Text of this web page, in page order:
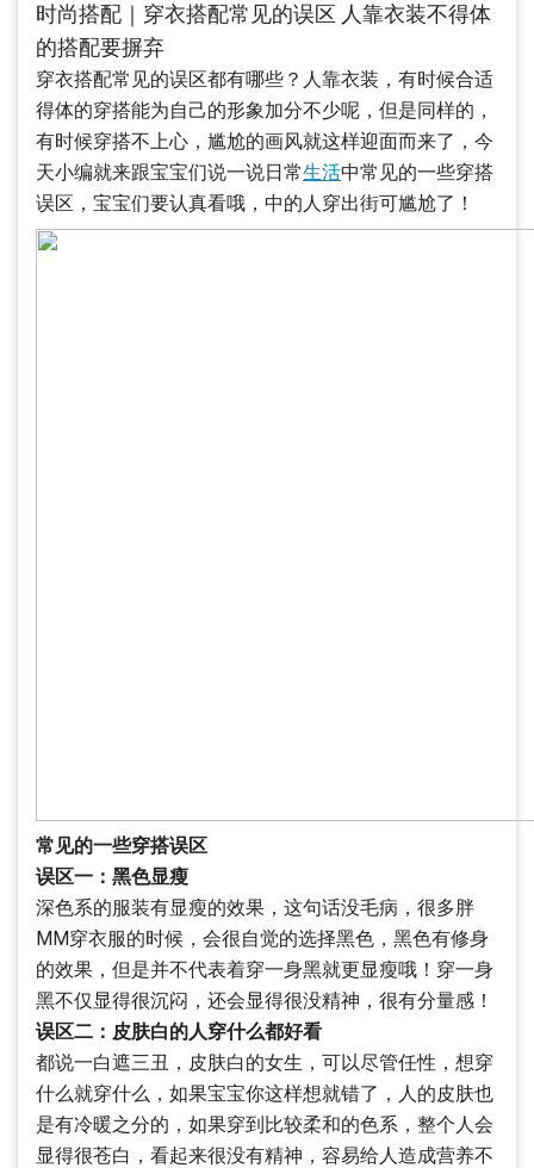
时尚搭配｜穿衣搭配常见的误区 人靠衣装不得体
的搭配要摒弃
穿衣搭配常见的误区都有哪些？人靠衣装，有时候合适
得体的穿搭能为自己的形象加分不少呢，但是同样的，
有时候穿搭不上心，尴尬的画风就这样迎面而来了，今
天小编就来跟宝宝们说一说日常生活中常见的一些穿搭
误区，宝宝们要认真看哦，中的人穿出街可尴尬了！
常见的一些穿搭误区
误区一：黑色显瘦
深色系的服装有显瘦的效果，这句话没毛病，很多胖
MM穿衣服的时候，会很自觉的选择黑色，黑色有修身
的效果，但是并不代表着穿一身黑就更显瘦哦！穿一身
黑不仅显得很沉闷，还会显得很没精神，很有分量感！
误区二：皮肤白的人穿什么都好看
都说一白遮三丑，皮肤白的女生，可以尽管任性，想穿
什么就穿什么，如果宝宝你这样想就错了，人的皮肤也
是有冷暖之分的，如果穿到比较柔和的色系，整个人会
显得很苍白，看起来很没有精神，容易给人造成营养不